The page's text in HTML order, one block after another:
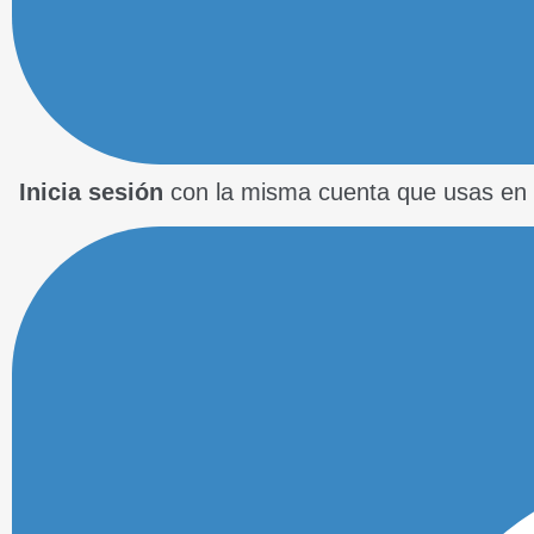
Inicia sesión con la misma cuenta que usas en